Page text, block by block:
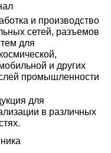
Экспо и производство
сетей, разъемов
для
и других
промышленности
для
в различных